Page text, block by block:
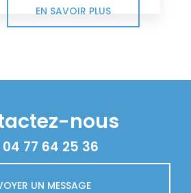
EN SAVOIR PLUS
nous
04 77 64 25 36
UN MESSAGE